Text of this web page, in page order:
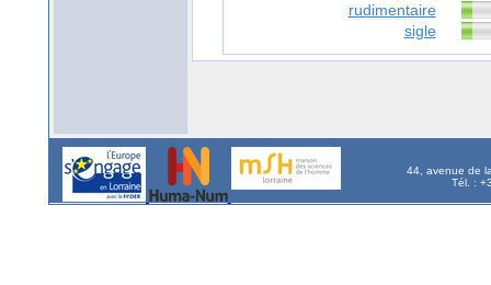
rudimentaire
sigle
44, avenue de
Tél. :